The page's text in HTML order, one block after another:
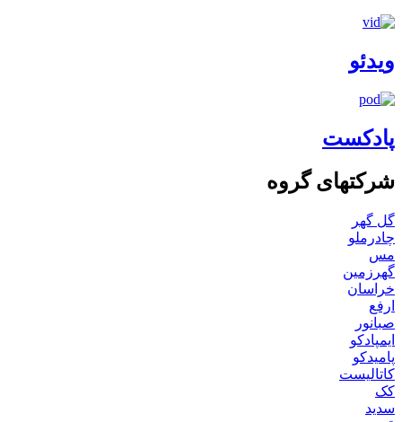
ویدئو
پادکست
شرکتهای گروه
گل گهر
چادرملو
مس
گهرزمین
خراسان
ارفع
صبانور
ایمپادکو
پامیدکو
کاتالیست
کک
سدید